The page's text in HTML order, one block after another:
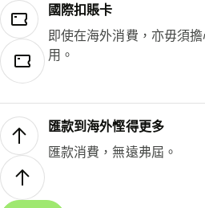
國際扣賬卡
即使在海外消費，亦毋須
用。
匯款到海外慳得更多
匯款消費，無遠弗屆。